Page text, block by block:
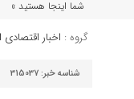
شما اینجا هستید »
گروه : اخبار
شناسه خبر: 315037